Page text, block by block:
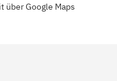
über Google Maps